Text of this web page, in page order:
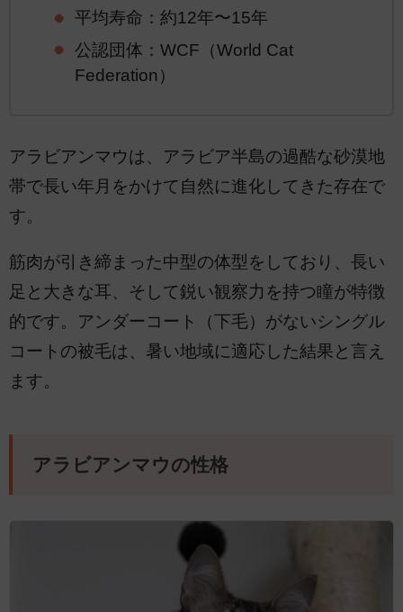
平均寿命：約12年〜15年
公認団体：WCF（World Cat
Federation）
アラビアンマウは、アラビア半島の過酷な砂漠地
帯で長い年月をかけて自然に進化してきた存在で
す。
筋肉が引き締まった中型の体型をしており、長い
足と大きな耳、そして鋭い観察力を持つ瞳が特徴
的です。アンダーコート（下毛）がないシングル
コートの被毛は、暑い地域に適応した結果と言え
ます。
アラビアンマウの性格